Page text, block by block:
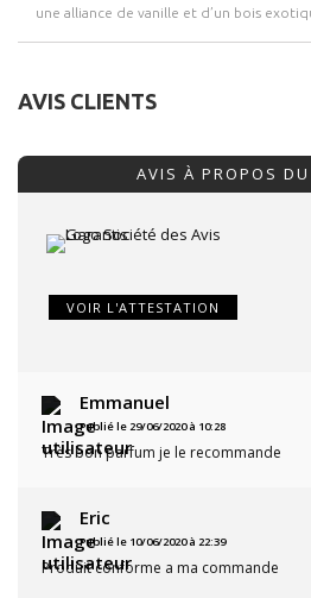
une alliance de vanille et d’un bois
AVIS CLIENTS
AVIS À PROPOS
VOIR L'ATTESTATION
Emmanuel
Publié le 29/06/2020 à 10:28
Très bon parfum je le recommande
Eric
Publié le 10/06/2020 à 22:39
Produit conforme a ma commande